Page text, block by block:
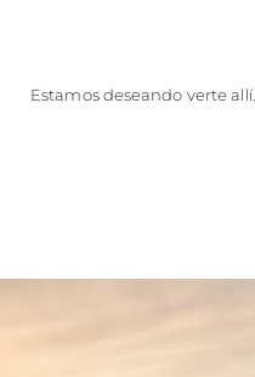
Estamos deseando verte allí.